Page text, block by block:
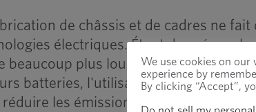
de châssis et de cadres ne
électriques. Étant donné que
beaucoup plus lourds que leurs
batteries, l'utilisation de matériaux
les émissions et améliorer les
We use cookies on
experience by
By clicking “Accept”,